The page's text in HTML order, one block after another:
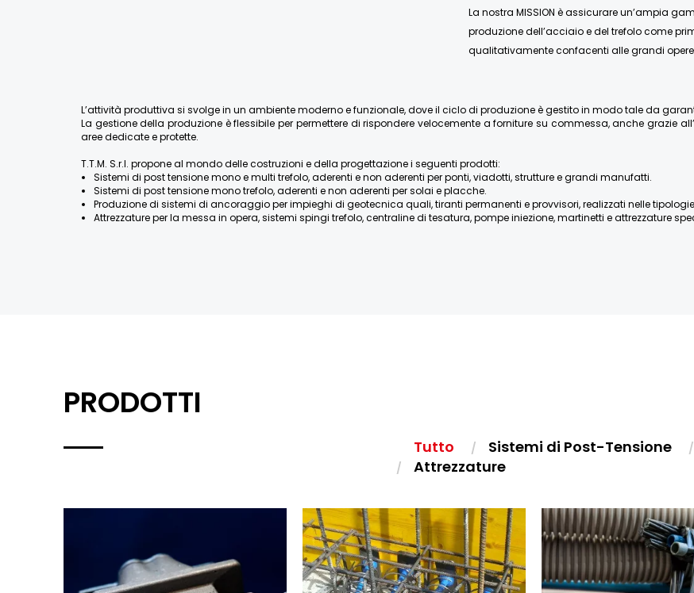
La nostra MISSION è assicurare un’ampia
produzione dell’acciaio e del trefolo come
qualitativamente confacenti alle grandi
L’attività produttiva si svolge in un ambiente moderno e funzionale, dove il ciclo di produzione è gestito in modo tale da
La gestione della produzione è flessibile per permettere di rispondere velocemente a forniture su commessa, anche grazie
aree dedicate e protette.
T.T.M. S.r.l. propone al mondo delle costruzioni e della progettazione i seguenti prodotti:
Sistemi di post tensione mono e multi trefolo, aderenti e non aderenti per ponti, viadotti, strutture e grandi manufatti.
Sistemi di post tensione mono trefolo, aderenti e non aderenti per solai e placche.
Produzione di sistemi di ancoraggio per impieghi di geotecnica quali, tiranti permanenti e provvisori, realizzati nelle tipologie
Attrezzature per la messa in opera, sistemi spingi trefolo, centraline di tesatura, pompe iniezione, martinetti e attrezzature
PRODOTTI
Tutto Sistemi di Post-Tensione
Attrezzature
MONO TREFOLO TIRANTI GEOTECNICI